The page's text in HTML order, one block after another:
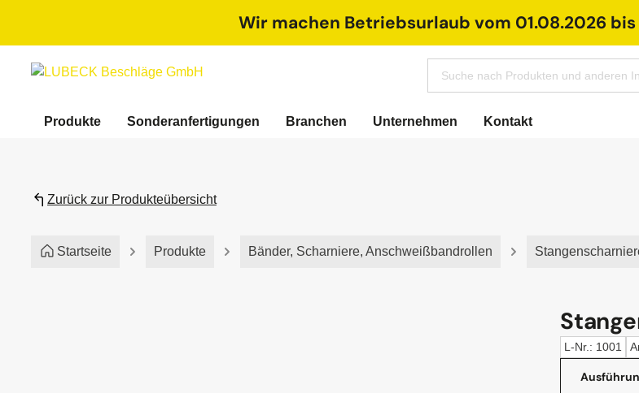
Zur Hauptnavigation springenWir machen Betriebsurlaub vom 01.08.2026
Produkte Sonderanfertigungen Branchen Unternehmen Kontakt
Zurück zur Produkteübersicht
Startseite Produkte Bänder, Scharniere, Anschweißbandrollen
L-Nr.: 1001